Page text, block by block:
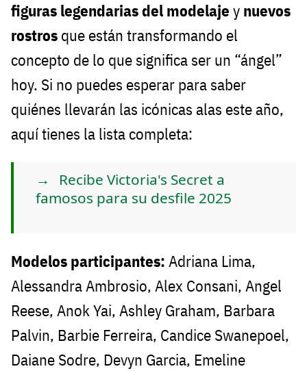
figuras legendarias del modelaje y nuevos
rostros que están transformando el
concepto de lo que significa ser un “ángel”
hoy. Si no puedes esperar para saber
quiénes llevarán las icónicas alas este año,
aquí tienes la lista completa:
Recibe Victoria's Secret a
famosos para su desfile 2025
Modelos participantes: Adriana Lima,
Alessandra Ambrosio, Alex Consani, Angel
Reese, Anok Yai, Ashley Graham, Barbara
Palvin, Barbie Ferreira, Candice Swanepoel,
Daiane Sodre, Devyn Garcia, Emeline